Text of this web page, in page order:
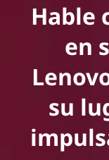
Hable
en
su